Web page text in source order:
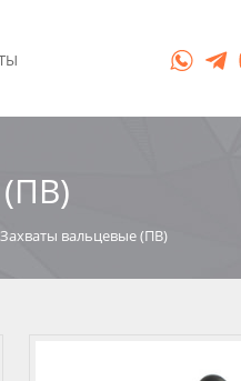
Захваты вальцевые (ПВ)